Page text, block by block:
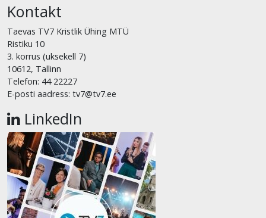
Kontakt
Taevas TV7 Kristlik Ühing MTÜ
Ristiku 10
3. korrus (uksekell 7)
10612, Tallinn
Telefon: 44 22227
E-posti aadress: tv7@tv7.ee
LinkedIn